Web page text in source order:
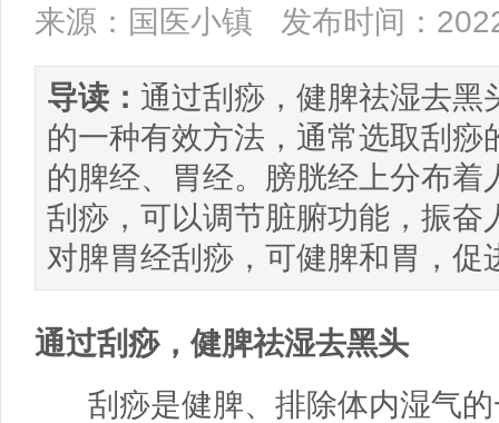
来源：国医小镇 发布时间：
导读： 通过刮痧，健脾祛湿去黑
的一种有效方法，通常选取刮
的脾经、胃经。膀胱经上分布
刮痧，可以调节脏腑功能，振
对脾胃经刮痧，可健脾和胃，
通过刮痧，健脾祛湿去黑头
刮痧是健脾、排除体内湿气的